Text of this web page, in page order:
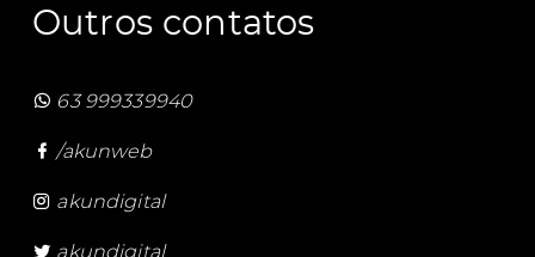
Outros contatos
63 999339940
/akunweb
akundigital
akundigital